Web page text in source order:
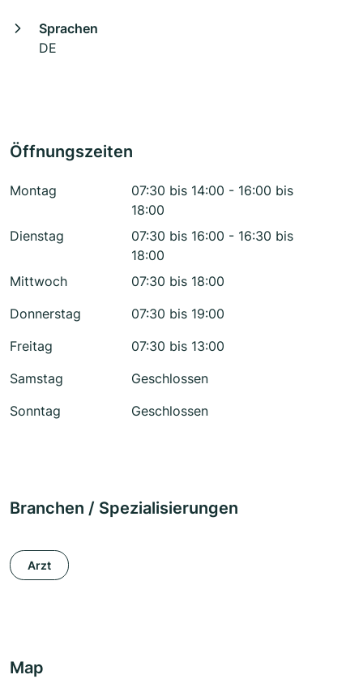
Sprachen
DE
Öffnungszeiten
Montag
07:30 bis 14:00 - 16:00 bis
18:00
Dienstag
07:30 bis 16:00 - 16:30 bis
18:00
Mittwoch
07:30 bis 18:00
Donnerstag
07:30 bis 19:00
Freitag
07:30 bis 13:00
Samstag
Geschlossen
Sonntag
Geschlossen
Branchen / Spezialisierungen
Arzt
Map